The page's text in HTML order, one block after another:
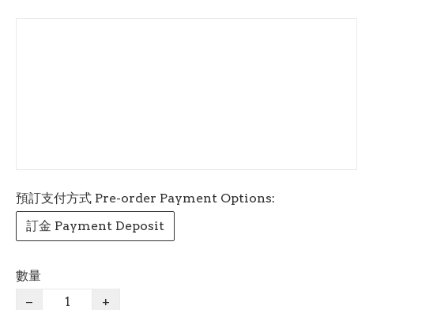
預訂支付方式 Pre-order Payment Options:
訂金 Payment Deposit
數量
−
+